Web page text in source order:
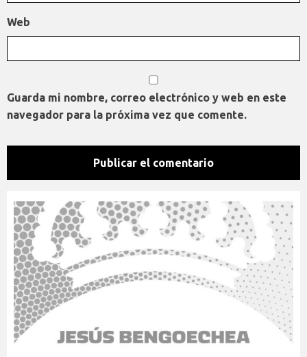
Web
Guarda mi nombre, correo electrónico y web en este
navegador para la próxima vez que comente.